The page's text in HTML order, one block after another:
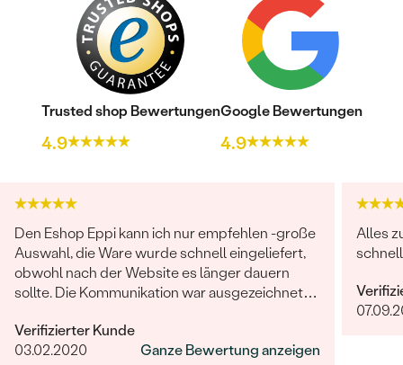
Trusted shop Bewertungen
4.9
Google Bewertungen
4.9
Den Eshop Eppi kann ich nur empfehlen -große
Auswahl, die Ware wurde schnell eingeliefert,
obwohl nach der Website es länger dauern
sollte. Die Kommunikation war ausgezeichnet
hochqualität! Sehr sehr zufrieden.
Verifizierter Kunde
03.02.2020
Ganze Bewertung anzeigen
Alles